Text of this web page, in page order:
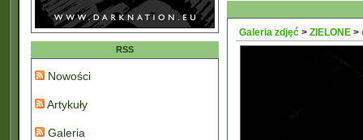
RSS
Nowości
Artykuły
Galeria
Galeria zdjęć > ZIELONE >